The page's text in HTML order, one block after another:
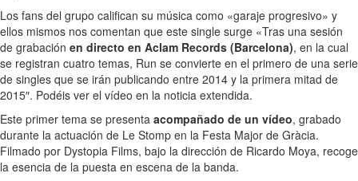
Los fans del grupo califican su música como «garaje progresivo» y
ellos mismos nos comentan que este single surge «Tras una sesión
de grabación en directo en Aclam Records (Barcelona), en la cual
se registran cuatro temas, Run se convierte en el primero de una serie
de singles que se irán publicando entre 2014 y la primera mitad de
2015″. Podéis ver el vídeo en la noticia extendida.
Este primer tema se presenta acompañado de un vídeo, grabado
durante la actuación de Le Stomp en la Festa Major de Gràcia.
Filmado por Dystopia Films, bajo la dirección de Ricardo Moya, recoge
la esencia de la puesta en escena de la banda.